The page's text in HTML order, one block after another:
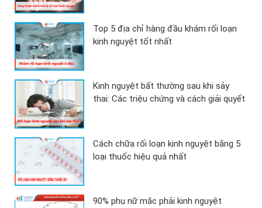
Top 5 địa chỉ hàng đầu khám rối loạn
kinh nguyệt tốt nhất
Kinh nguyệt bất thường sau khi sảy
thai: Các triệu chứng và cách giải quyết
Cách chữa rối loạn kinh nguyệt bằng 5
loại thuốc hiệu quả nhất
90% phụ nữ mắc phải kinh nguyệt